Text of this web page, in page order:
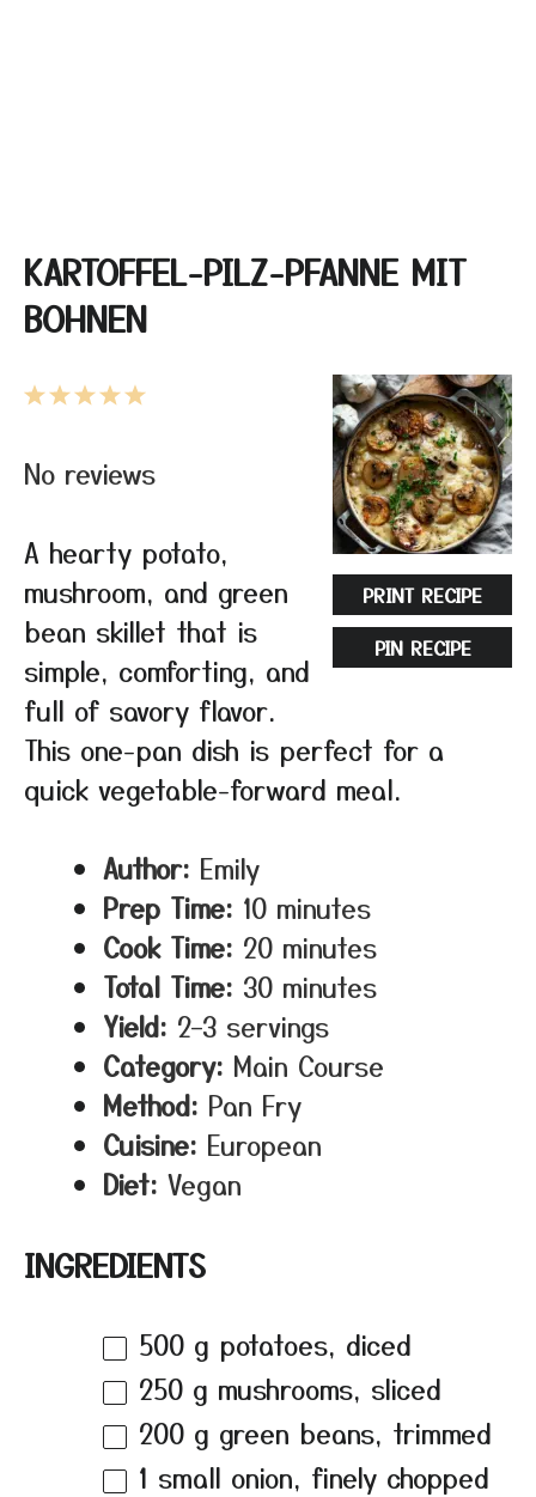
KARTOFFEL-PILZ-PFANNE MIT
BOHNEN
PRINT RECIPE
PIN RECIPE
5
4
3
2
1
No reviews
A hearty potato,
mushroom, and green
bean skillet that is
simple, comforting, and
full of savory flavor.
This one-pan dish is perfect for a
quick vegetable-forward meal.
Author: Emily
Prep Time: 10 minutes
Cook Time: 20 minutes
Total Time: 30 minutes
Yield: 2–3 servings
Category: Main Course
Method: Pan Fry
Cuisine: European
Diet: Vegan
INGREDIENTS
500 g potatoes, diced
250 g mushrooms, sliced
200 g green beans, trimmed
1 small onion, finely chopped